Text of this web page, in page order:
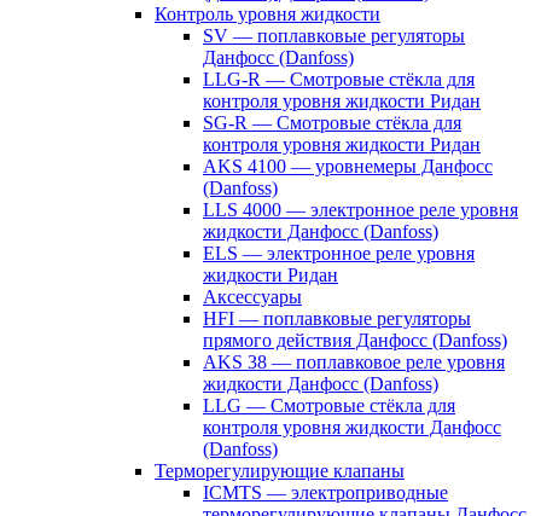
Контроль уровня жидкости
SV — поплавковые регуляторы
Данфосс (Danfoss)
LLG-R — Смотровые стёкла для
контроля уровня жидкости Ридан
SG-R — Смотровые стёкла для
контроля уровня жидкости Ридан
AKS 4100 — уровнемеры Данфосс
(Danfoss)
LLS 4000 — электронное реле уровня
жидкости Данфосс (Danfoss)
ELS — электронное реле уровня
жидкости Ридан
Аксессуары
HFI — поплавковые регуляторы
прямого действия Данфосс (Danfoss)
AKS 38 — поплавковое реле уровня
жидкости Данфосс (Danfoss)
LLG — Смотровые стёкла для
контроля уровня жидкости Данфосс
(Danfoss)
Терморегулирующие клапаны
ICMTS — электроприводные